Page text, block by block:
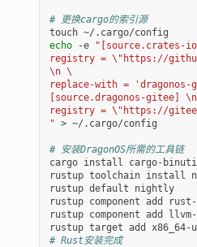
# 更换cargo的索引源
touch
echo
-e
registry = \"https://
\n \
replace-with =
[source.dragonos-gitee]
" > ~/.cargo/config
# 安装DragonOS所需的工具链
cargo install
cargo-
rustup toolchain install
rustup default
nightly
rustup component add
rustup component add
rustup target add
# Rust安装完成